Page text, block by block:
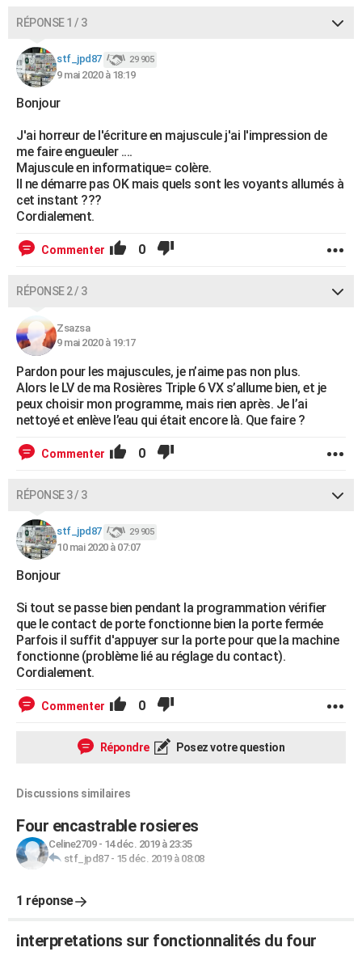
CARTE DE VOEUX
Carte de Noël
Carte Bonne année
Carte Saint-Valentin
Carte Pâques
Carte d'anniversaire
DICTIONNAIRE
Dictionnaire
Biographies
Citations
Expressions
Proverbes
S'inscrire
Se connecter
Lycées
Collèges
Primaires
Universités
Entreprises
Service militaire
Avis de recherche
AVIS DE DÉCÈS
FORUM
Bricolage
Lifestyle
Culture
Sport
Auto
Television
Voyage
Cinema
RÉPONSE 1 / 3
stf_jpd87 29 905
9 mai 2020 à 18:19
Bonjour
J'ai horreur de l'écriture en majuscule j'ai l'impression de
me faire engueuler ....
Majuscule en informatique= colère.
Il ne démarre pas OK mais quels sont les voyants allumés à
cet instant ???
Cordialement.
Commenter 0
RÉPONSE 2 / 3
Zsazsa
9 mai 2020 à 19:17
Pardon pour les majuscules, je n’aime pas non plus.
Alors le LV de ma Rosières Triple 6 VX s’allume bien, et je
peux choisir mon programme, mais rien après. Je l’ai
nettoyé et enlève l’eau qui était encore là. Que faire ?
Commenter 0
RÉPONSE 3 / 3
stf_jpd87 29 905
10 mai 2020 à 07:07
Bonjour
Si tout se passe bien pendant la programmation vérifier
que le contact de porte fonctionne bien la porte fermée
Parfois il suffit d'appuyer sur la porte pour que la machine
fonctionne (problème lié au réglage du contact).
Cordialement.
Commenter 0
Répondre Posez votre question
Discussions similaires
Four encastrable rosieres
Celine2709- 14 déc. 2019 à 23:35
stf_jpd87- 15 déc. 2019 à 08:08
1 réponse
interpretations sur fonctionnalités du four